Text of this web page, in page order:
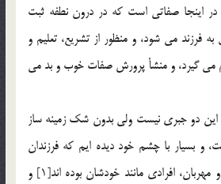
در اينجا صفاتي است كه در درون نطفه ثبت
فرزند مي شود، و منظور از تشريع، تعليم و
مي گيرد، و منشأ پرورش صفات خوب و بد مي
دو جبري نيست ولي بدون شك زمينه ساز
و بسيار با چشم خود ديده ايم كه فرزندان
افراد پاك و صالح و شجاع و مهربان، افرادي مانند خودشان بوده اند[1] و